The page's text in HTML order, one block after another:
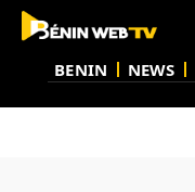
BENIN NEWS